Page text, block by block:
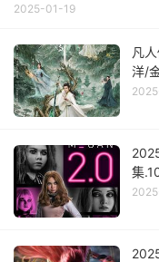
2025-01-19
凡
洋/
集